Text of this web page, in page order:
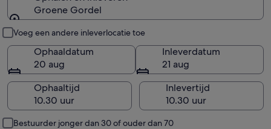
Groene Gordel
Voeg een andere inleverlocatie toe
Ophaaldatum
20 aug
Inleverdatum
21 aug
Ophaaltijd
Inlevertijd
Bestuurder jonger dan 30 of ouder dan 70